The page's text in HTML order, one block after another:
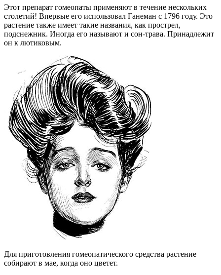
Этот препарат гомеопаты применяют в течение нескольких
столетий! Впервые его использовал Ганеман с 1796 году. Это
растение также имеет такие названия, как прострел,
подснежник. Иногда его называют и сон-трава. Принадлежит
он к лютиковым.
Для приготовления гомеопатического средства растение
собирают в мае, когда оно цветет.